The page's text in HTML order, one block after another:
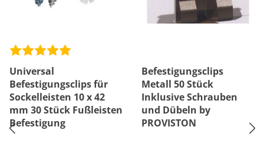
Universal
Befestigungsclips für
Sockelleisten 10 x 42
mm 30 Stück Fußleisten
Befestigung
Befestigungsclips
Metall 50 Stück
Inklusive Schrauben
und Dübeln by
PROVISTON